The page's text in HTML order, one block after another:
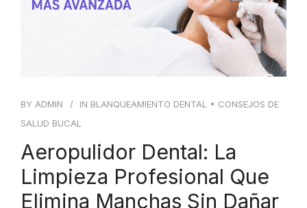
BY ADMIN IN BLANQUEAMIENTO DENTAL • CONSEJOS DE
SALUD BUCAL
Aeropulidor Dental: La
Limpieza Profesional Que
Elimina Manchas Sin Dañar